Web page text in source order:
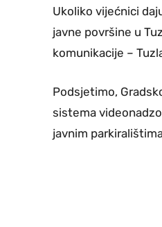
Ukoliko vijećnici
javne površine u
komunikacije –
Podsjetimo,
sistema
javnim